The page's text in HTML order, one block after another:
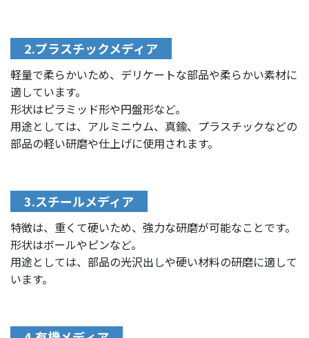
2.プラスチックメディア
軽量で柔らかいため、デリケートな部品や柔らかい素材に
適しています。
形状はピラミッド形や円盤形など。
用途としては、アルミニウム、真鍮、プラスチックなどの
部品の軽い研磨や仕上げに使用されます。
3.スチールメディア
特徴は、重くて硬いため、強力な研磨が可能なことです。
形状はボールやピンなど。
用途としては、部品の光沢出しや硬い材料の研磨に適して
います。